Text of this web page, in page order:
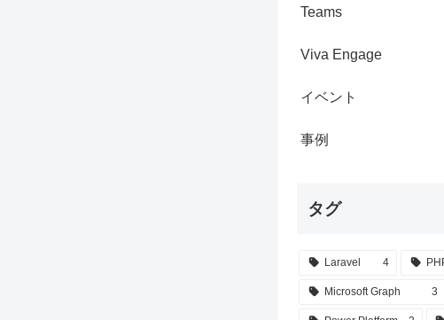
Teams
Viva Engage
イベント
事例
タグ
Laravel 4
Microsoft Graph 3